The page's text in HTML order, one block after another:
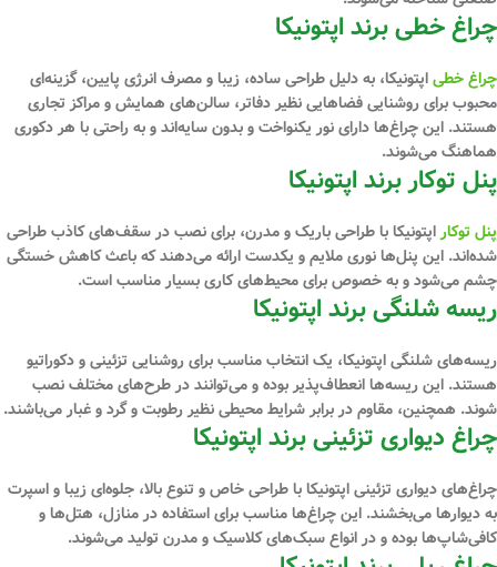
چراغ خطی برند اپتونیکا
چراغ‌ خطیاپتونیکا، به دلیل طراحی ساده، زیبا و مصرف انرژی پایین، گزینه‌ای
محبوب برای روشنایی فضاهایی نظیر دفاتر، سالن‌های همایش و مراکز تجاری
هستند. این چراغ‌ها دارای نور یکنواخت و بدون سایه‌اند و به راحتی با هر دکوری
هماهنگ می‌شوند.
پنل توکار برند اپتونیکا
پنل‌ توکاراپتونیکا با طراحی باریک و مدرن، برای نصب در سقف‌های کاذب طراحی
شده‌اند. این پنل‌ها نوری ملایم و یکدست ارائه می‌دهند که باعث کاهش خستگی
چشم می‌شود و به خصوص برای محیط‌های کاری بسیار مناسب است.
ریسه شلنگی برند اپتونیکا
ریسه‌های شلنگی اپتونیکا، یک انتخاب مناسب برای روشنایی تزئینی و دکوراتیو
هستند. این ریسه‌ها انعطاف‌پذیر بوده و می‌توانند در طرح‌های مختلف نصب
شوند. همچنین، مقاوم در برابر شرایط محیطی نظیر رطوبت و گرد و غبار می‌باشند.
چراغ دیواری تزئینی برند اپتونیکا
چراغ‌های دیواری تزئینی اپتونیکا با طراحی خاص و تنوع بالا، جلوه‌ای زیبا و اسپرت
به دیوارها می‌بخشند. این چراغ‌ها مناسب برای استفاده در منازل، هتل‌ها و
کافی‌شاپ‌ها بوده و در انواع سبک‌های کلاسیک و مدرن تولید می‌شوند.